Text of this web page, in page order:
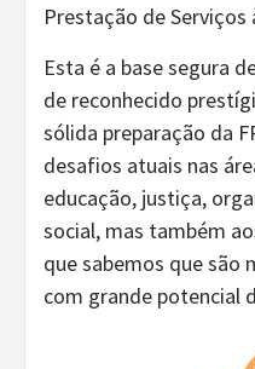
Prestação de Serviços
Esta é a base segura
de reconhecido
sólida preparação da
desafios atuais nas
educação, justiça,
social, mas também
que sabemos que são
com grande potencial